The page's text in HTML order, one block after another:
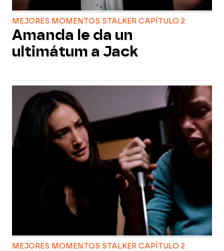
MEJORES MOMENTOS STALKER CAPÍTULO 2
Amanda le da un
ultimátum a Jack
MEJORES MOMENTOS STALKER CAPÍTULO 2